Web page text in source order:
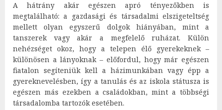
A hátrány akár egészen apró tényezőkben is
megtalálható: a gazdasági és társadalmi elszigeteltség
mellett olyan egyszerű dolgok hiányában, mint a
tanszerek vagy akár a megfelelő ruházat. Külön
nehézséget okoz, hogy a telepen élő gyerekeknek –
különösen a lányoknak – előfordul, hogy már egészen
fiatalon segíteniük kell a házimunkában vagy épp a
gyereknevelésben, így a tanulás és az iskola státusza is
egészen más ezekben a családokban, mint a többségi
társadalomba tartozók esetében.